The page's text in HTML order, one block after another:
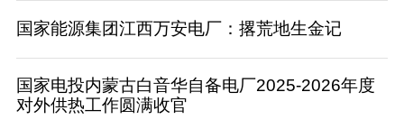
国家能源集团江西万安电厂：撂荒地生金记
国家电投内蒙古白音华自备电厂2025-2026年度
对外供热工作圆满收官